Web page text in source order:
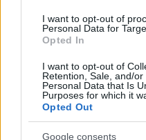
I want to opt-out of
Personal Data for
Opted In
I want to opt-out of
Retention, Sale, and/
Personal Data that Is
Purposes for which it
Opted Out
Google consents
Hétfőn kezdik, csütörtökön
fennakadásokra és
egyik Jász-Nagykun-Szolnok
Visszaszámlálás indul: -1, 0,
Magyarország jobban
független helyi sajtóból